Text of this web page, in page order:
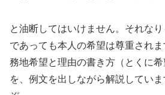
と油断してはいけません。それな
であっても本人の希望は尊重され
務地希望と理由の書き方（とくに希
を、例文を出しながら解説してい